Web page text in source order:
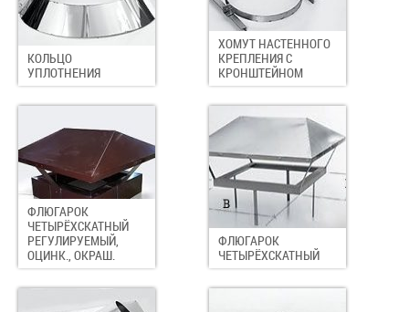
КОЛЬЦО
УПЛОТНЕНИЯ
ХОМУТ НАСТЕННОГО
КРЕПЛЕНИЯ С
КРОНШТЕЙНОМ
ФЛЮГАРОК
ЧЕТЫРЁХСКАТНЫЙ
РЕГУЛИРУЕМЫЙ,
ОЦИНК., ОКРАШ.
ФЛЮГАРОК
ЧЕТЫРЁХСКАТНЫЙ